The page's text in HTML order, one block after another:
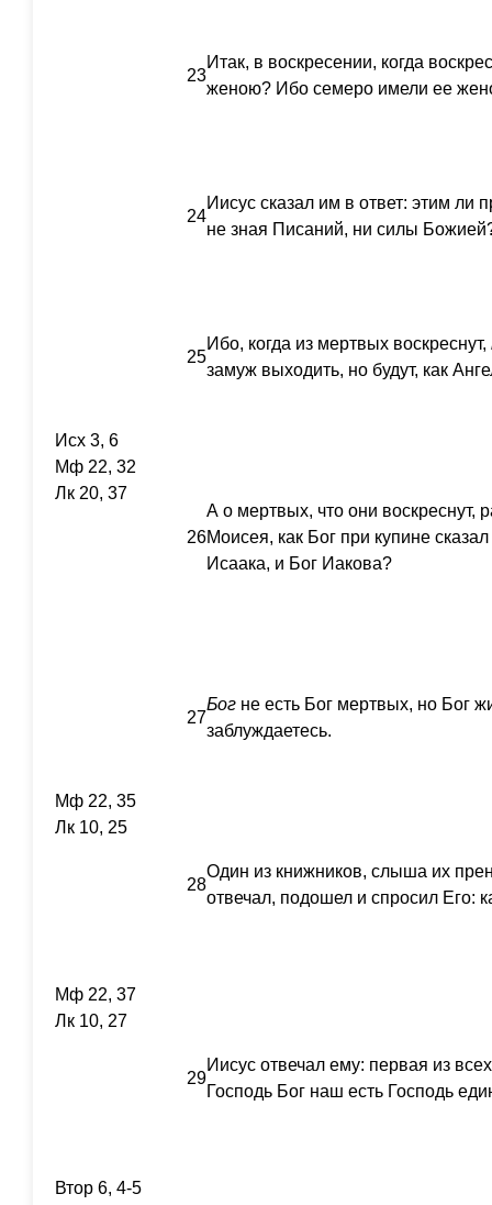
23
Итак, в воскресении, когда
женою? Ибо семеро имели ее
24
Иисус сказал им в ответ: этим ли
не зная Писаний, ни силы
25
Ибо, когда из мертвых воскреснут,
замуж выходить, но будут, как
Исх 3, 6
Мф 22, 32
Лк 20, 37
26
А о мертвых, что они воскреснут,
Моисея, как Бог при купине
Исаака, и Бог Иакова?
27
Бог не есть Бог мертвых, но Бог
заблуждаетесь.
Мф 22, 35
Лк 10, 25
28
Один из книжников, слыша их
отвечал, подошел и спросил Его:
Мф 22, 37
Лк 10, 27
29
Иисус отвечал ему: первая из
Господь Бог наш есть Господь
Втор 6, 4-5